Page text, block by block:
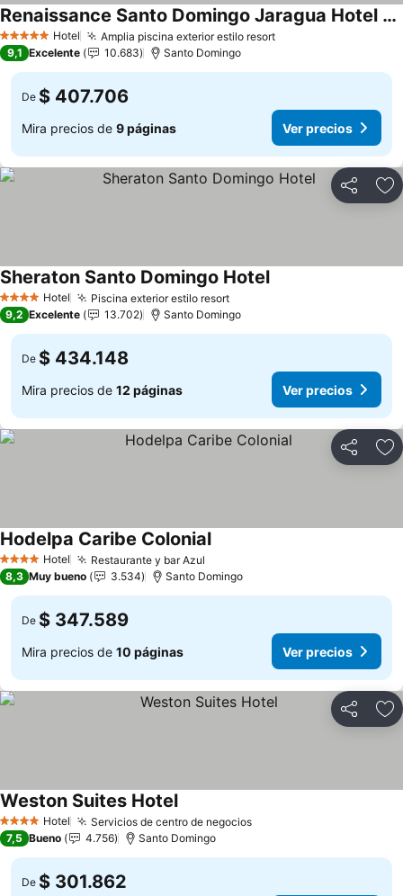
5 Estrellas Hotel Amplia piscina exterior estilo resortVer precios
Renaissance Santo Domingo Jaragua Hotel & Casino
Ver precios
9,1 Excelente 10.683 Santo Domingo
De $ 407.706
Mira precios de 9 páginas Ver precios
Compartir
4 EstrellasHotel Piscina exterior estilo resortVer precios
Sheraton Santo Domingo HotelVer precios
9,2 Excelente 13.702 Santo Domingo
De $ 434.148
Mira precios de 12 páginas Ver precios
Compartir
4 EstrellasHotel Restaurante y bar Azul
Hodelpa Caribe ColonialVer precios
8,3 Muy bueno 3.534 Santo Domingo
De $ 347.589
Mira precios de 10 páginas Ver precios
Compartir
4 EstrellasHotel Servicios de centro de negociosVer precios
Weston Suites HotelVer precios
7,5 Bueno 4.756 Santo Domingo
De $ 301.862